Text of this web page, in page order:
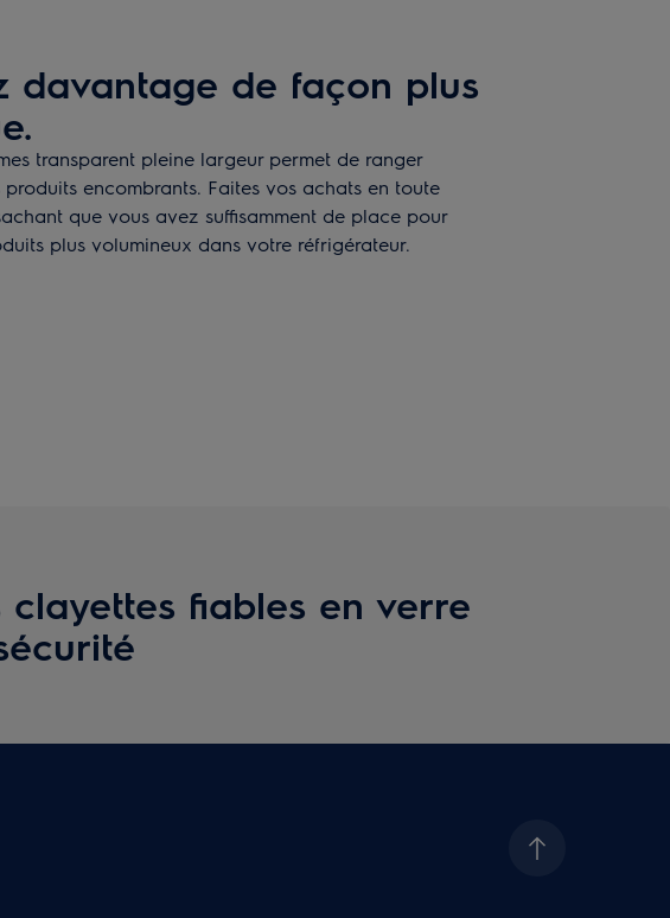
davantage de façon plus
transparent pleine largeur permet de ranger
produits encombrants. Faites vos achats en toute
que vous avez suffisamment de place pour
plus volumineux dans votre réfrigérateur.
clayettes fiables en verre